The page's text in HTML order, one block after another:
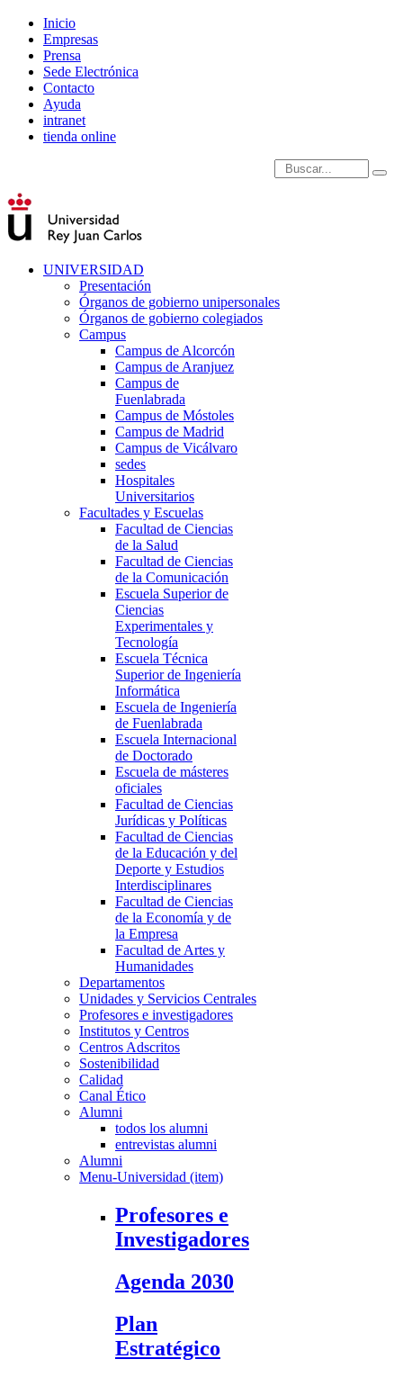
Inicio
Empresas
Prensa
Sede Electrónica
Contacto
Ayuda
intranet
tienda online
Introduce términos de
UNIVERSIDAD
Presentación
Órganos de gobierno unipersonales
Órganos de gobierno colegiados
Campus
Campus de Alcorcón
Campus de Aranjuez
Campus de
Fuenlabrada
Campus de Móstoles
Campus de Madrid
Campus de Vicálvaro
sedes
Hospitales
Universitarios
Facultades y Escuelas
Facultad de Ciencias
de la Salud
Facultad de Ciencias
de la Comunicación
Escuela Superior de
Ciencias
Experimentales y
Tecnología
Escuela Técnica
Superior de Ingeniería
Informática
Escuela de Ingeniería
de Fuenlabrada
Escuela Internacional
de Doctorado
Escuela de másteres
oficiales
Facultad de Ciencias
Jurídicas y Políticas
Facultad de Ciencias
de la Educación y del
Deporte y Estudios
Interdisciplinares
Facultad de Ciencias
de la Economía y de
la Empresa
Facultad de Artes y
Humanidades
Departamentos
Unidades y Servicios Centrales
Profesores e investigadores
Institutos y Centros
Centros Adscritos
Sostenibilidad
Calidad
Canal Ético
Alumni
todos los alumni
entrevistas alumni
Alumni
Menu-Universidad (item)
Profesores e
Investigadores
Agenda 2030
Plan
Estratégico